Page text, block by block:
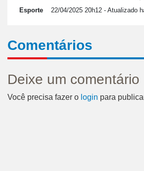
Esporte 22/04/2025 20h12 - Atualizado
Comentários
Deixe um comentário
Você precisa fazer o login para